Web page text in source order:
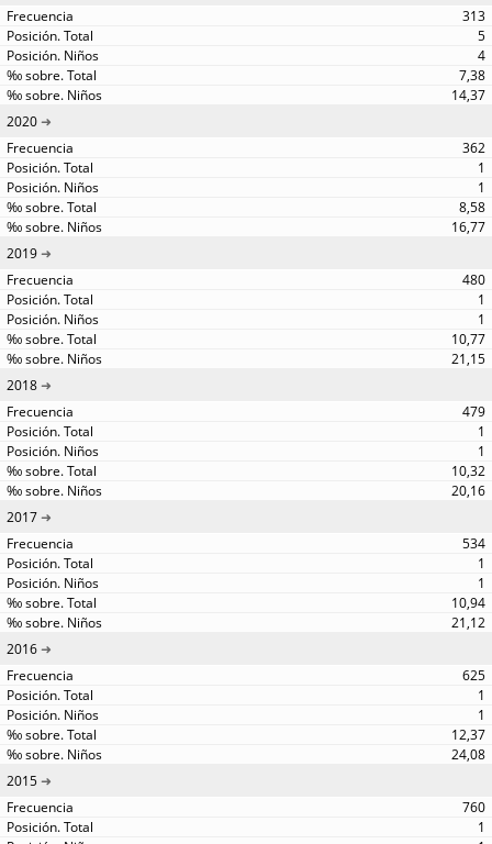
313
5
4
7,38
14,37
2020
362
1
1
8,58
16,77
2019
480
1
1
10,77
21,15
2018
479
1
1
10,32
20,16
2017
534
1
1
10,94
21,12
2016
625
1
1
12,37
24,08
2015
760
1